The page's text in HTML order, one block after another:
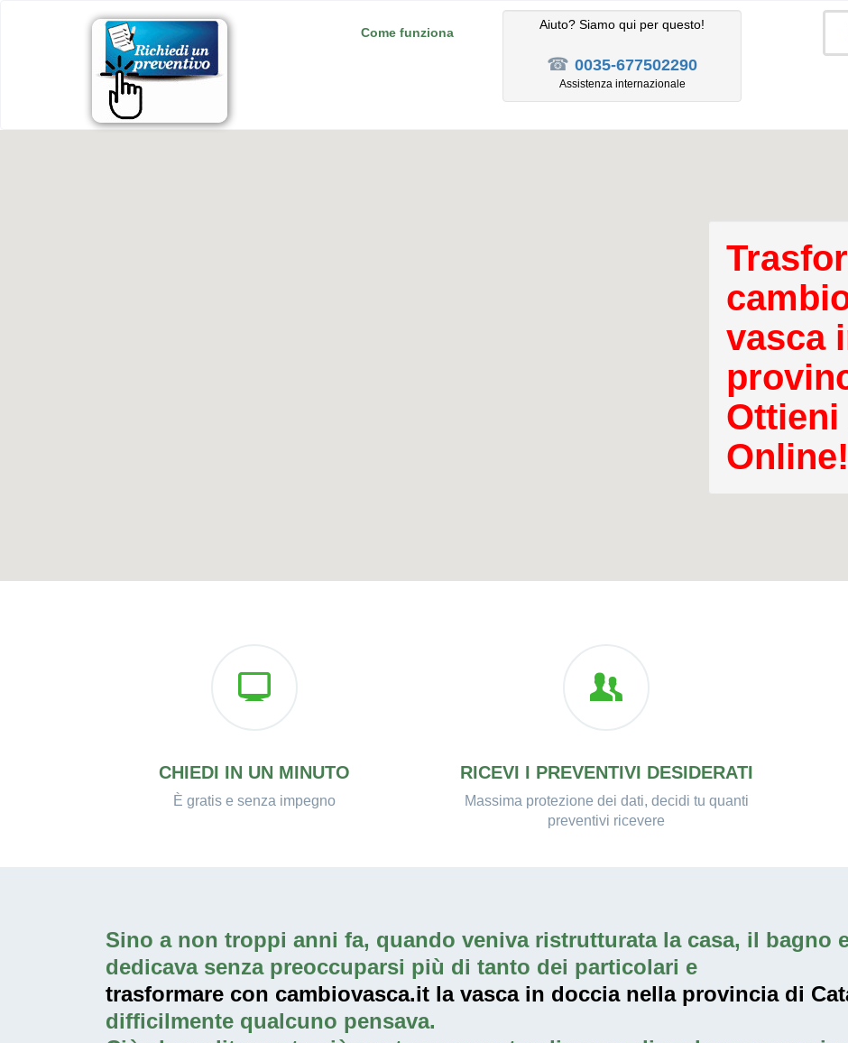
Come funziona
Aiuto? Siamo qui per questo!
☎ 0035-677502290
Assistenza internazionale
vasca
Online!
CHIEDI IN UN MINUTO
È gratis e senza impegno
RICEVI I PREVENTIVI DESIDERATI
Massima protezione dei dati, decidi tu quanti
preventivi ricevere
Sino a non troppi anni fa, quando veniva ristrutturata la casa, il bagno
dedicava senza preoccuparsi più di tanto dei particolari e
trasformare con cambiovasca.it la vasca in doccia nella provincia di
difficilmente qualcuno pensava.